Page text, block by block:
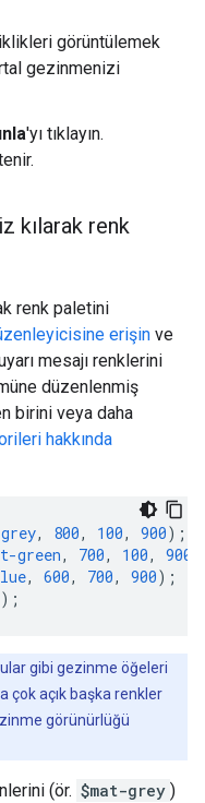
görüntülemek
gezinmenizi
'yı tıklayın.
kılarak renk
renk paletini
erişin ve
mesajı renklerini
düzenlenmiş
birini veya daha
hakkında
, 800, 100, 900);
green, 700, 100, 900
, 600, 700, 900);
);
gibi gezinme öğeleri
çok açık başka renkler
görünürlüğü
(ör. $mat-grey )